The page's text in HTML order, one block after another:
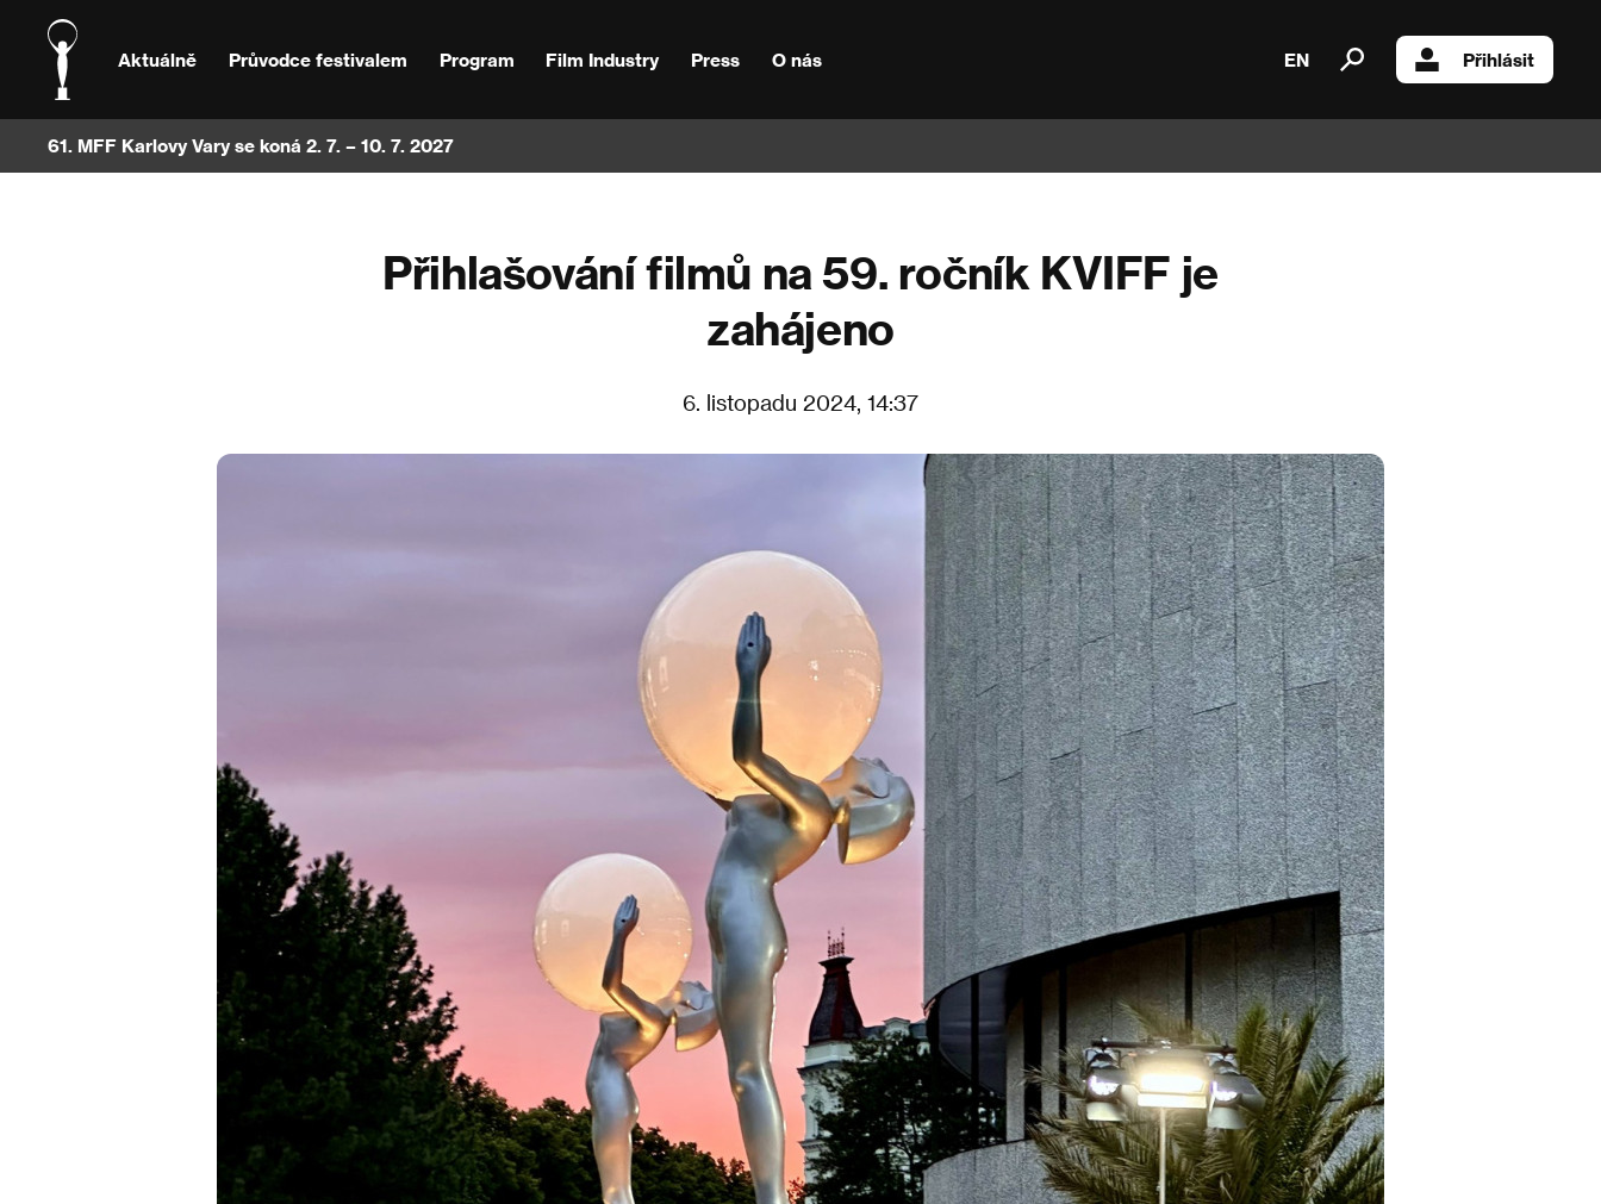
Aktuálně Průvodce festivalem Program Film Industry Press O nás EN Přihlásit
61. MFF Karlovy Vary se koná 2. 7. – 10. 7. 2027
Přihlašování filmů na 59. ročník KVIFF je
zahájeno
6. listopadu 2024, 14:37